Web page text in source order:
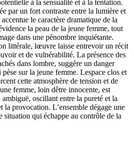
à la sensualité et à la tentation.
par un fort contraste entre la lumière et
le caractère dramatique de la
la peau de la jeune femme, tout
dans une pénombre inquiétante.
littérale, lœuvre laisse entrevoir un récit
et de vulnérabilité. La présence des
dans lombre, suggère un danger
sur la jeune femme. Lespace clos et
cette atmosphère de tension et de
femme, loin dêtre innocente, est
oscillant entre la pureté et la
la provocation. L’ensemble dégage une
situation qui échappe au contrôle de la